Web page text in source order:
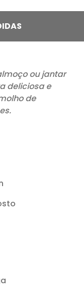
ou jantar
deliciosa e
de